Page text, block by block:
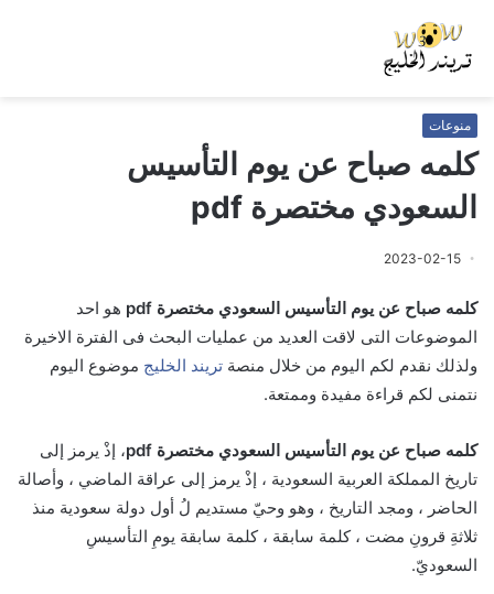
منوعات
كلمه صباح عن يوم التأسيس
السعودي مختصرة pdf
2023-02-15
كلمه صباح عن يوم التأسيس السعودي مختصرة pdf
هو احد
الموضوعات التى لاقت العديد من عمليات البحث فى الفترة الاخيرة
ولذلك نقدم لكم اليوم من خلال منصة تريند الخليج موضوع اليوم
نتمنى لكم قراءة مفيدة وممتعة.
كلمه صباح عن يوم التأسيس السعودي مختصرة pdf
، إذْ يرمز إلى
تاريخ المملكة العربية السعودية ، إذْ يرمز إلى عراقة الماضي ، وأصالة
الحاضر ، ومجد التاريخ ، وهو وحيّ مستديم لُ أول دولة سعودية منذ
ثلاثةِ قرونِ مضت ، كلمة سابقة ، كلمة سابقة يومِ التأسيسِ
السعوديّ.